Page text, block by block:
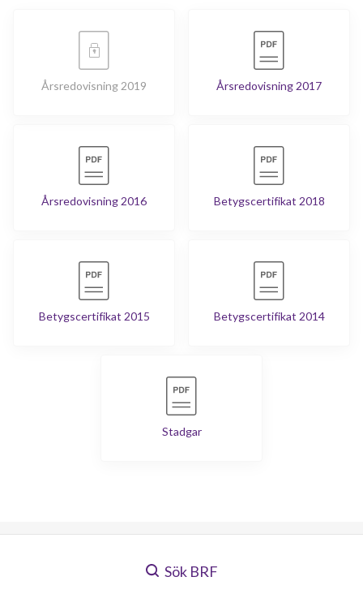
Årsredovisning 2019 Årsredovisning 2017
Årsredovisning 2016 Betygscertifikat 2018
Betygscertifikat 2015 Betygscertifikat 2014
Stadgar
Sök BRF